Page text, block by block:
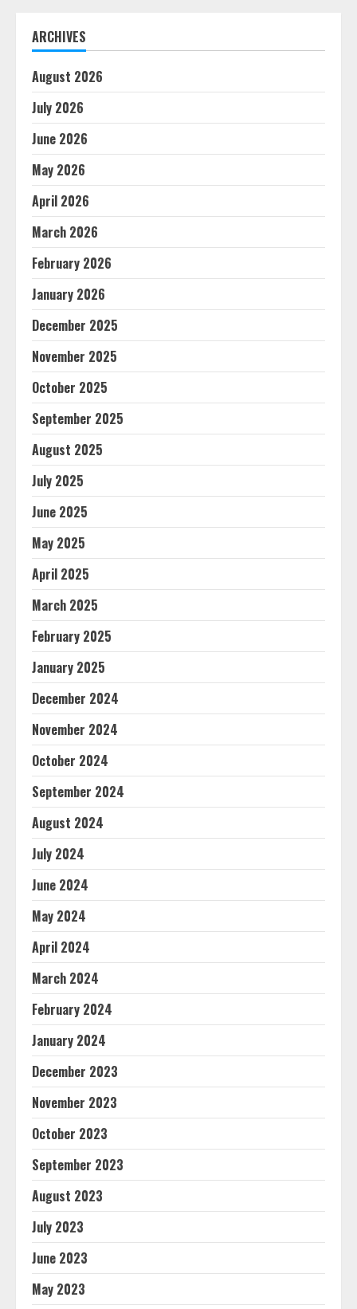
ARCHIVES
August 2026
July 2026
June 2026
May 2026
April 2026
March 2026
February 2026
January 2026
December 2025
November 2025
October 2025
September 2025
August 2025
July 2025
June 2025
May 2025
April 2025
March 2025
February 2025
January 2025
December 2024
November 2024
October 2024
September 2024
August 2024
July 2024
June 2024
May 2024
April 2024
March 2024
February 2024
January 2024
December 2023
November 2023
October 2023
September 2023
August 2023
July 2023
June 2023
May 2023